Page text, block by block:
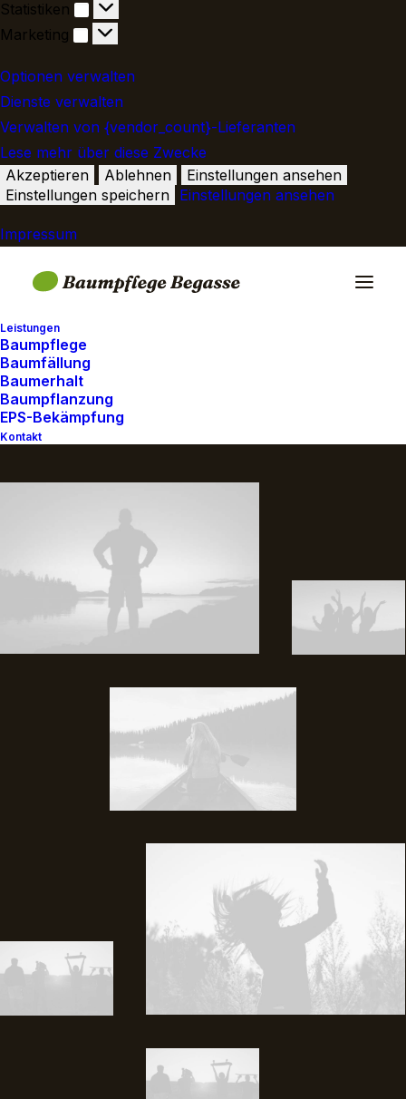
Statistiken
Statistiken
Marketing
Marketing
Optionen verwalten
Dienste verwalten
Verwalten von {vendor_count}-Lieferanten
Lese mehr über diese Zwecke
Akzeptieren
Ablehnen
Einstellungen ansehen
Einstellungen speichern Einstellungen ansehen
Impressum
Leistungen
Baumpflege
Baumfällung
Baumerhalt
Baumpflanzung
EPS-Bekämpfung
Kontakt
Creative Gallery
Services